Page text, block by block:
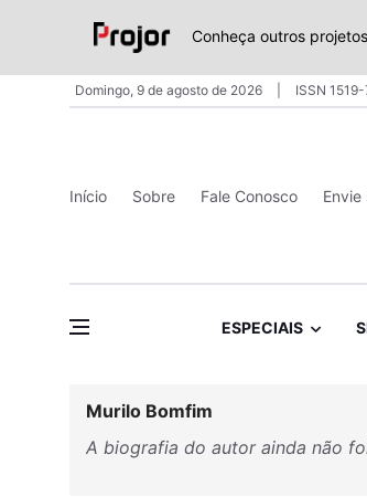
Conheça outros projetos
Domingo, 9 de agosto de 2026 ISSN
Início Sobre Fale Conosco
ESPECIAIS
Murilo Bomfim
A biografia do autor ainda não